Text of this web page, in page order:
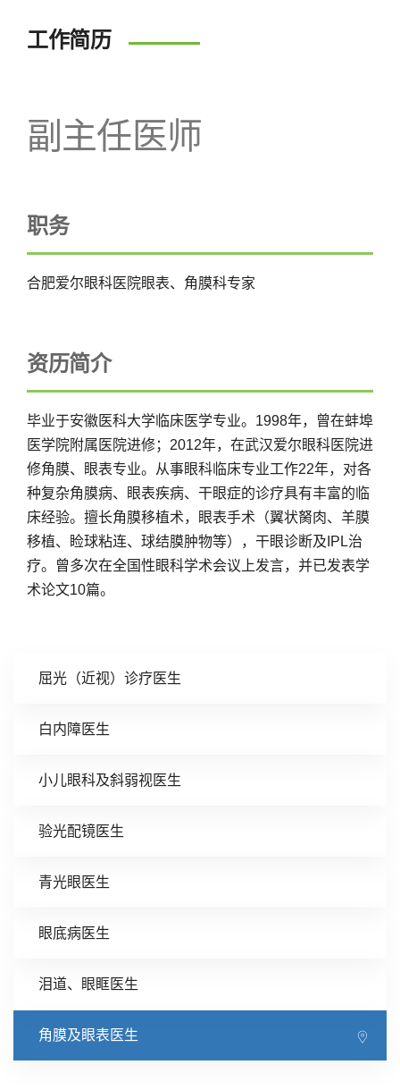
屈光（近视）诊疗医生
白内障医生
小儿眼科及斜弱视医生
验光配镜医生
青光眼医生
眼底病医生
泪道、眼眶医生
角膜及眼表医生
工作简历
副主任医师
职务
合肥爱尔眼科医院眼表、角膜科专家
资历简介
毕业于安徽医科大学临床医学专业。1998年，曾在蚌埠
医学院附属医院进修；2012年，在武汉爱尔眼科医院进
修角膜、眼表专业。从事眼科临床专业工作22年，对各
种复杂角膜病、眼表疾病、干眼症的诊疗具有丰富的临
床经验。擅长角膜移植术，眼表手术（翼状胬肉、羊膜
移植、睑球粘连、球结膜肿物等），干眼诊断及IPL治
疗。曾多次在全国性眼科学术会议上发言，并已发表学
术论文10篇。